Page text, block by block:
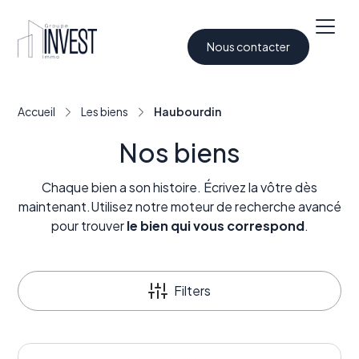
Nous contacter
Accueil Les biens Haubourdin
Nos biens
Chaque bien a son histoire. Écrivez la vôtre dès
maintenant.Utilisez notre moteur de recherche avancé
pour trouverle bien qui vous correspond.
Filters